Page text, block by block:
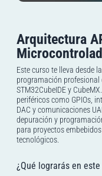
Arquitectura
Este curso te lleva desde
programación profesional
STM32CubeIDE y
periféricos como GPIOs,
DAC y comunicaciones
depuración y
para proyectos
tecnológicos.
¿Qué lograrás en este